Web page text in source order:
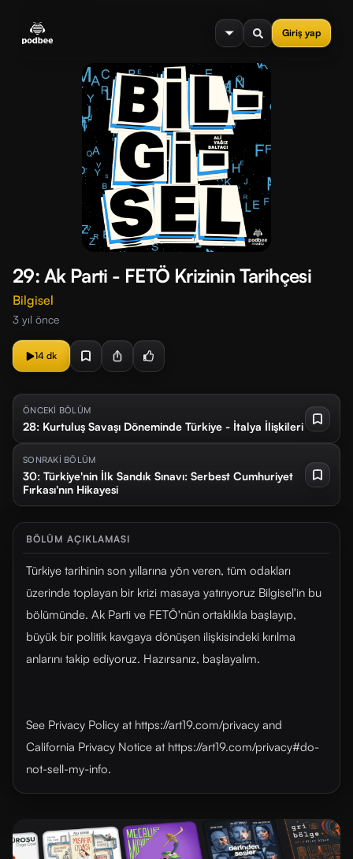
Giriş yap
menu
29: Ak Parti - FETÖ Krizinin Tarihçesi
Bilgisel
3 yıl önce
14 dk
ÖNCEKİ BÖLÜM
28: Kurtuluş Savaşı Döneminde Türkiye - İtalya İlişkileri
SONRAKİ BÖLÜM
30: Türkiye'nin İlk Sandık Sınavı: Serbest Cumhuriyet
Fırkası'nın Hikayesi
BÖLÜM AÇIKLAMASI
Türkiye tarihinin son yıllarına yön veren, tüm odakları
üzerinde toplayan bir krizi masaya yatırıyoruz Bilgisel'in bu
bölümünde. Ak Parti ve FETÖ'nün ortaklıkla başlayıp,
büyük bir politik kavgaya dönüşen ilişkisindeki kırılma
anlarını takip ediyoruz. Hazırsanız, başlayalım.
See Privacy Policy at https://art19.com/privacy and
California Privacy Notice at https://art19.com/privacy#do-
not-sell-my-info.